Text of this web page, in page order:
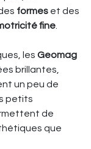
formes et des
fine
les Geomag
brillantes,
un peu de
petits
de
que